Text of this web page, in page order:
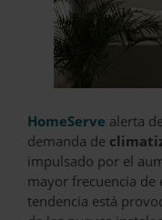
HomeServe alerta
demanda de
impulsado por el
mayor frecuencia de
tendencia está